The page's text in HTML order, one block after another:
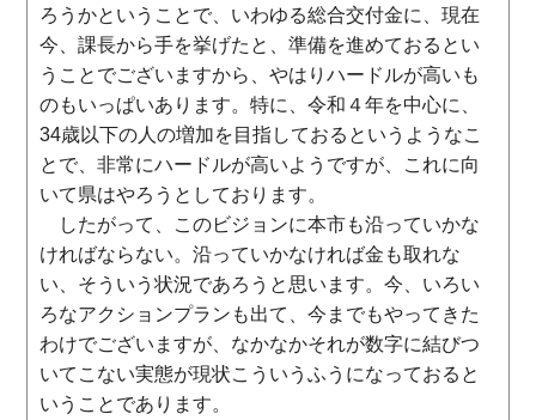
ろうかということで、いわゆる総合交付金に、現在
今、課長から手を挙げたと、準備を進めておるとい
うことでございますから、やはりハードルが高いも
のもいっぱいあります。特に、令和４年を中心に、
34歳以下の人の増加を目指しておるというようなこ
とで、非常にハードルが高いようですが、これに向
いて県はやろうとしております。
したがって、このビジョンに本市も沿っていかな
ければならない。沿っていかなければ金も取れな
い、そういう状況であろうと思います。今、いろい
ろなアクションプランも出て、今までもやってきた
わけでございますが、なかなかそれが数字に結びつ
いてこない実態が現状こういうふうになっておると
いうことであります。